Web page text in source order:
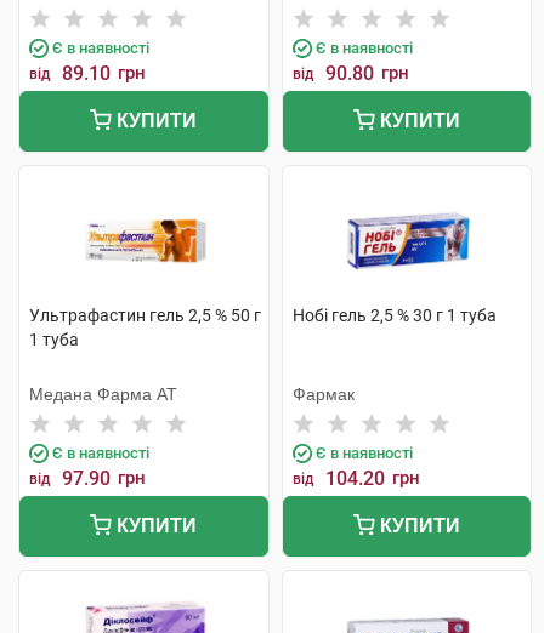
Є в наявності
від 89.10 грн
КУПИТИ
Є в наявності
від 90.80 грн
КУПИТИ
Ультрафастин гель 2,5 % 50 г
1 туба
Медана Фарма АТ
Є в наявності
від 97.90 грн
КУПИТИ
Нобі гель 2,5 % 30 г 1 туба
Фармак
Є в наявності
від 104.20 грн
КУПИТИ